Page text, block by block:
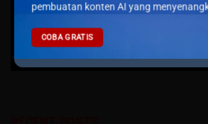
pembuatan konten AI yang
COBA GRATIS